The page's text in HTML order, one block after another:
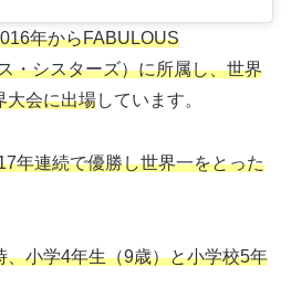
年からFABULOUS
・シスターズ）に所属し、世界
大会に出場しています。
年連続で優勝し世界一をとった
、小学4年生（9歳）と小学校5年